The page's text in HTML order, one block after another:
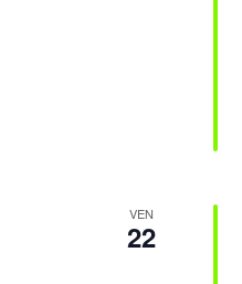
VEN
22